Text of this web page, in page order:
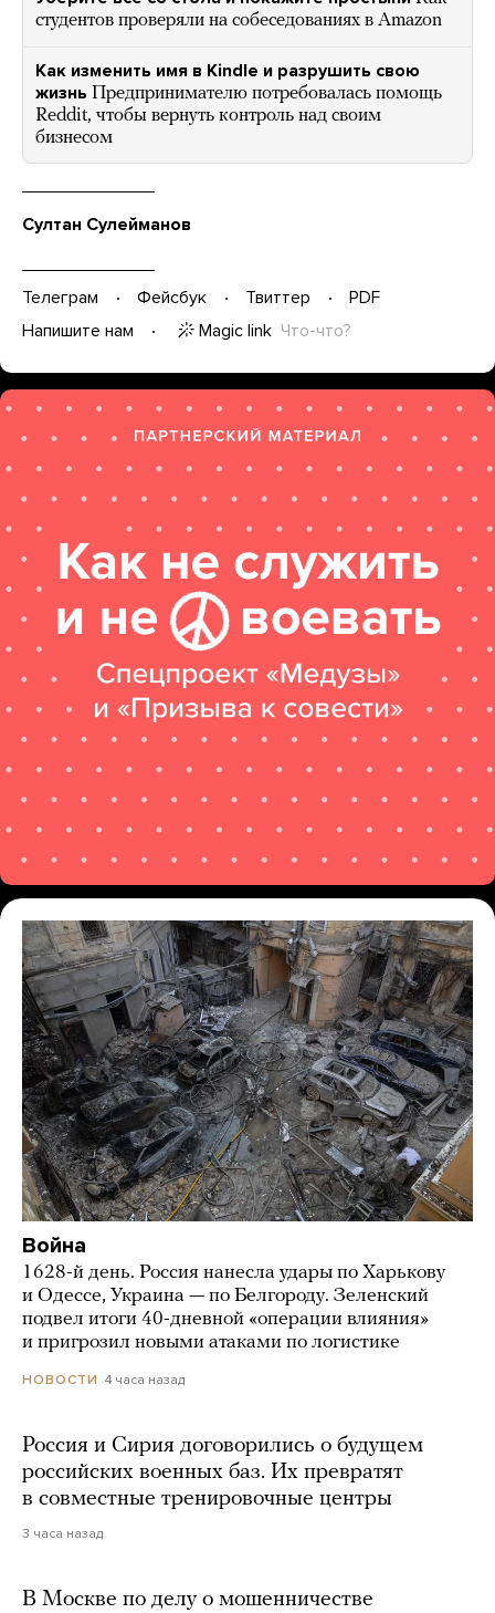
студентов проверяли на собеседованиях в Amazon
Как изменить имя в Kindle и разрушить свою
жизнь Предпринимателю потребовалась помощь
Reddit, чтобы вернуть контроль над своим
бизнесом
Султан Сулейманов
Телеграм Фейсбук Твиттер
PDF
Напишите нам
Magic link Что-что?
Война
1628-й день. Россия нанесла удары по Харькову
и Одессе, Украина — по Белгороду. Зеленский
подвел итоги 40-дневной «операции влияния»
и пригрозил новыми атаками по логистике
НОВОСТИ 4 часа назад
Россия и Сирия договорились о будущем
российских военных баз. Их превратят
в совместные тренировочные центры
3 часа назад
В Москве по делу о мошенничестве